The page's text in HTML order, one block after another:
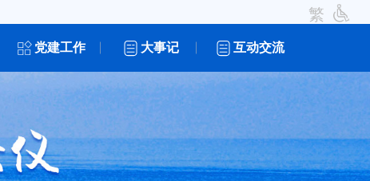
繁
党建工作 大事记 互动交流